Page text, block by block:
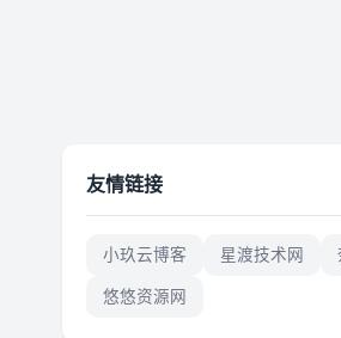
友情链接
小玖云博客 星渡技术网
悠悠资源网